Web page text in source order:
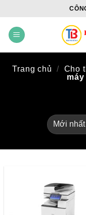
content
Trang chủ / Cho